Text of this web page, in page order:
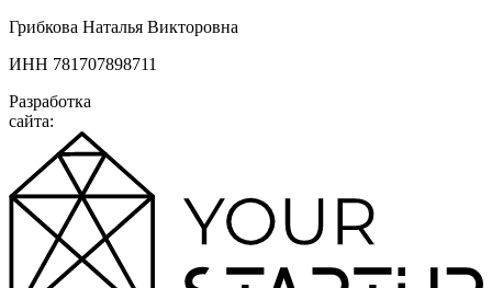
Грибкова Наталья Викторовна
ИНН 781707898711
Разработка
сайта: